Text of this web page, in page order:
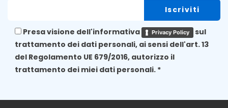
Presa visione dell'informativa Privacy Policy
sul
trattamento dei dati personali, ai sensi dell'art. 13
del Regolamento UE 679/2016, autorizzo il
trattamento dei miei dati personali. *